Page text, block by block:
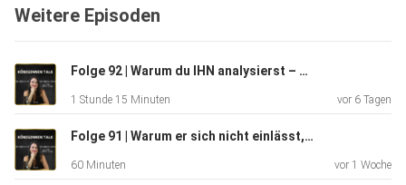
beginnt, als Hollywood uns glauben lässt. Eine inspirierende
eine
erfüllte Beziehung.
Der Bindungscode: Dein Weg zu echter Verbindung:
https://www.soulmatecoaching.de/bindungscode/?
Weitere Episoden
Folge 92 | Warum du IHN analysierst – dabei geht's um DICH
1 Stunde 15 Minuten vor 6 Tagen
Folge 91 | Warum er sich nicht einlässt, trotz Gefühlen für dich
60 Minuten vor 1 Woche